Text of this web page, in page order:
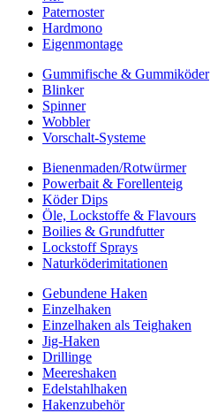
Paternoster
Hardmono
Eigenmontage
Gummifische & Gummiköder
Blinker
Spinner
Wobbler
Vorschalt-Systeme
Bienenmaden/Rotwürmer
Powerbait & Forellenteig
Köder Dips
Öle, Lockstoffe & Flavours
Boilies & Grundfutter
Lockstoff Sprays
Naturköderimitationen
Gebundene Haken
Einzelhaken
Einzelhaken als Teighaken
Jig-Haken
Drillinge
Meereshaken
Edelstahlhaken
Hakenzubehör